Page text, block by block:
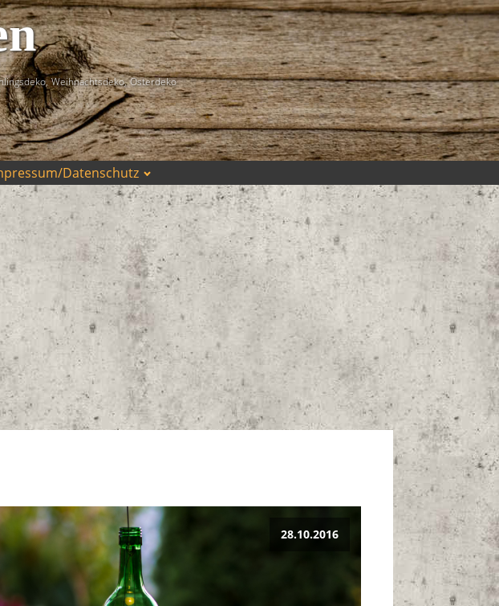
Weihnachtsdeko, Osterdeko
Datenschutz
28.10.2016